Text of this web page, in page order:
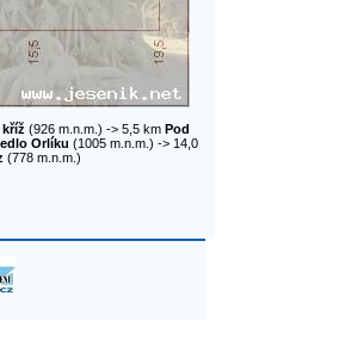
(926 m.n.m.) -> 5,5 km Pod
Orlíku (1005 m.n.m.) -> 14,0
(778 m.n.m.)